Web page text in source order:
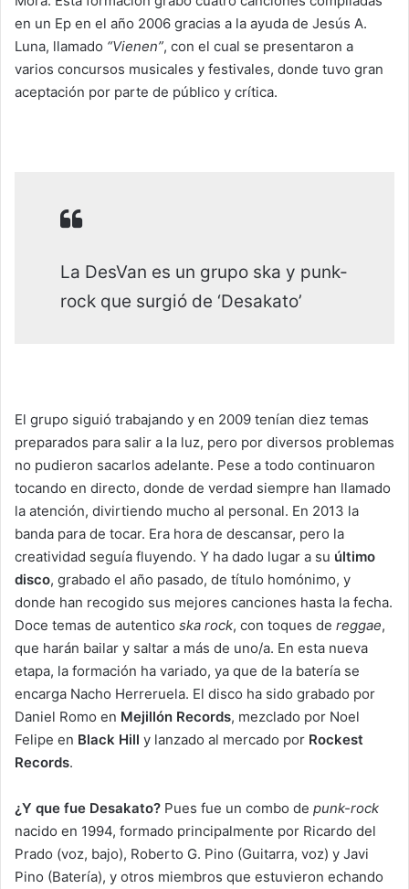
en un Ep en el año 2006 gracias a la ayuda de Jesús A.
Luna, llamado “Vienen”, con el cual se presentaron a
varios concursos musicales y festivales, donde tuvo gran
aceptación por parte de público y crítica.
La DesVan es un grupo ska y punk-
rock que surgió de ‘Desakato’
El grupo siguió trabajando y en 2009 tenían diez temas
preparados para salir a la luz, pero por diversos problemas
no pudieron sacarlos adelante. Pese a todo continuaron
tocando en directo, donde de verdad siempre han llamado
la atención, divirtiendo mucho al personal. En 2013 la
banda para de tocar. Era hora de descansar, pero la
creatividad seguía fluyendo. Y ha dado lugar a su último
disco, grabado el año pasado, de título homónimo, y
donde han recogido sus mejores canciones hasta la fecha.
Doce temas de autentico ska rock, con toques de reggae,
que harán bailar y saltar a más de uno/a. En esta nueva
etapa, la formación ha variado, ya que de la batería se
encarga Nacho Herreruela. El disco ha sido grabado por
Daniel Romo en Mejillón Records, mezclado por Noel
Felipe en Black Hill y lanzado al mercado por Rockest
Records.
¿Y que fue Desakato? Pues fue un combo de punk-rock
nacido en 1994, formado principalmente por Ricardo del
Prado (voz, bajo), Roberto G. Pino (Guitarra, voz) y Javi
Pino (Batería), y otros miembros que estuvieron echando